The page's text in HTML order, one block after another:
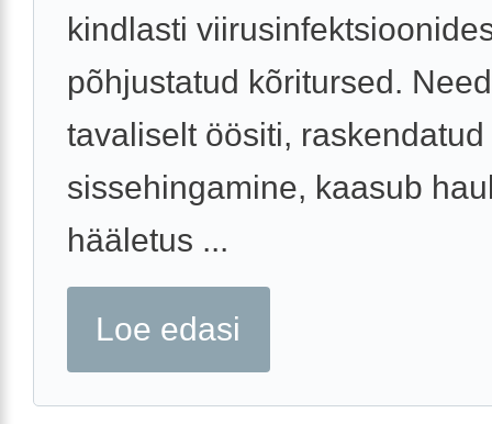
kindlasti
põhjustatud kõritursed.
tavaliselt öösiti, raskendatud
sissehingamine, kaasub
hääletus ...
Loe edasi